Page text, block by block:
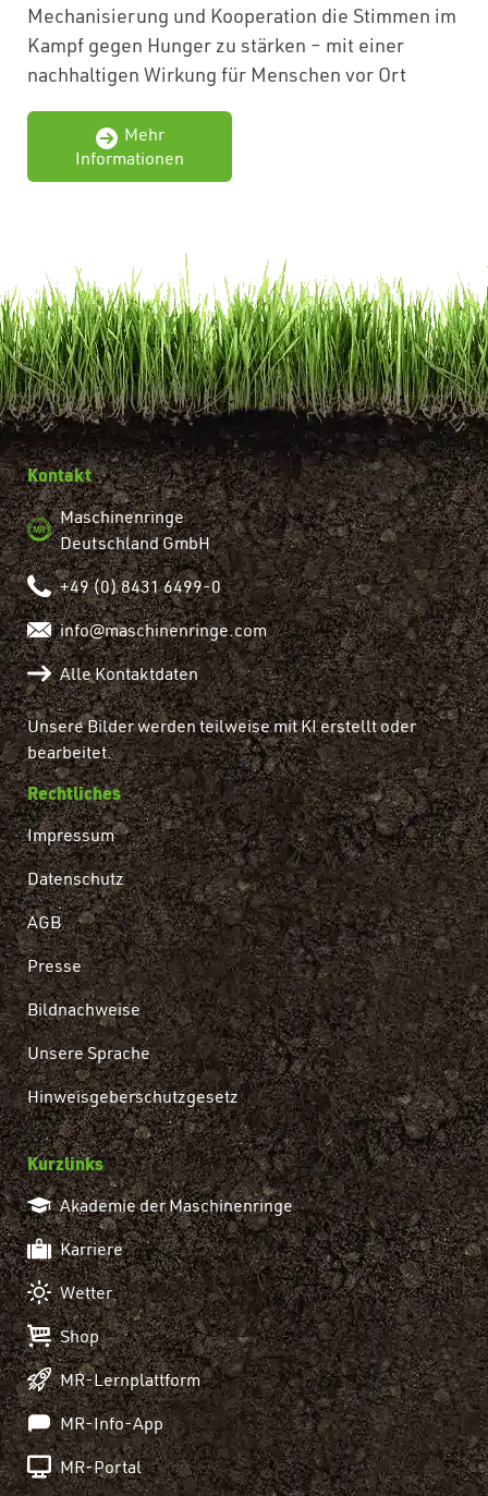
Mechanisierung und Kooperation die Stimmen im
Kampf gegen Hunger zu stärken – mit einer
nachhaltigen Wirkung für Menschen vor Ort
Mehr
Informationen
Kontakt
Maschinenringe
Deutschland GmbH
+49 (0) 8431 6499-0
info@maschinenringe.com
Alle Kontaktdaten
Unsere Bilder werden teilweise mit KI erstellt oder
bearbeitet.
Rechtliches
Impressum
Datenschutz
AGB
Presse
Bildnachweise
Unsere Sprache
Hinweisgeberschutzgesetz
Kurzlinks
Akademie der Maschinenringe
Karriere
Wetter
Shop
MR-Lernplattform
MR-Info-App
MR-Portal